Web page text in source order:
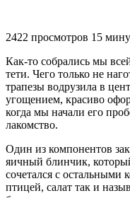
2422 просмотров 15
Как-то собрались мы
тети. Чего только не
трапезы водрузила в
угощением, красиво
когда мы начали его
лакомство.
Один из компонентов
яичный блинчик,
сочетался с
птицей, салат так и